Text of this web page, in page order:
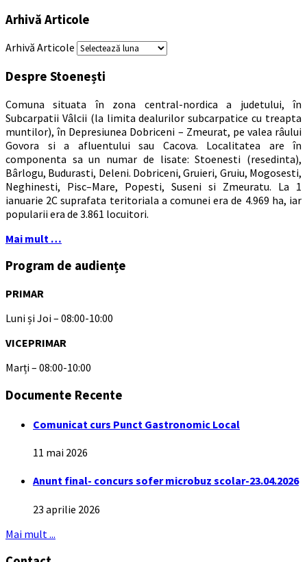
Arhivă Articole
Arhivă Articole
Despre Stoenești
Comuna situata în zona central-nordica a judetului, în
Subcarpatii Vâlcii (la limita dealurilor subcarpatice cu treapta
muntilor), în Depresiunea Dobriceni – Zmeurat, pe valea râului
Govora si a afluentului sau Cacova. Localitatea are în
componenta sa un numar de lisate: Stoenesti (resedinta),
Bârlogu, Budurasti, Deleni. Dobriceni, Gruieri, Gruiu, Mogosesti,
Neghinesti, Pisc–Mare, Popesti, Suseni si Zmeuratu. La 1
ianuarie 2C suprafata teritoriala a comunei era de 4.969 ha, iar
popularii era de 3.861 locuitori.
Mai mult …
Program de audiențe
PRIMAR
Luni și Joi – 08:00-10:00
VICEPRIMAR
Marți – 08:00-10:00
Documente Recente
Comunicat curs Punct Gastronomic Local
11 mai 2026
Anunt final- concurs sofer microbuz scolar-23.04.2026
23 aprilie 2026
Mai mult ...